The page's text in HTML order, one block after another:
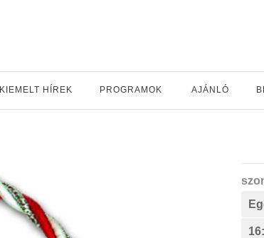
KIEMELT HÍREK PROGRAMOK AJÁNLÓ